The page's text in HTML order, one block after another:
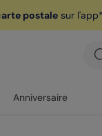
postalesur
Anniversaire